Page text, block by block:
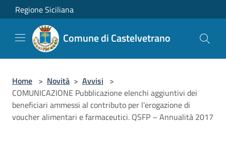
Salta al contenuto principale
Regione Siciliana
Comune di Castelvetrano
Home > Novità > Avvisi >
COMUNICAZIONE Pubblicazione elenchi aggiuntivi dei
beneficiari ammessi al contributo per l’erogazione di
voucher alimentari e farmaceutici. QSFP – Annualità 2017